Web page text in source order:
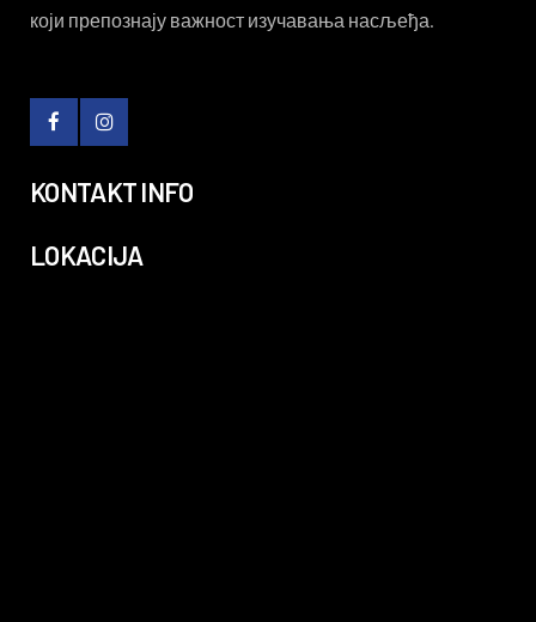
који препознају важност изучавања насљеђа.
KONTAKT INFO
LOKACIJA